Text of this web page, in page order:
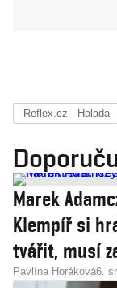
Reflex.cz - Halada
Marek
Klempíř si
tvářit, musí
Pavlína Horáková6.